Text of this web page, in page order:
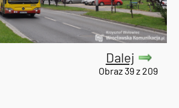
Dalej
Obraz 39 z 209